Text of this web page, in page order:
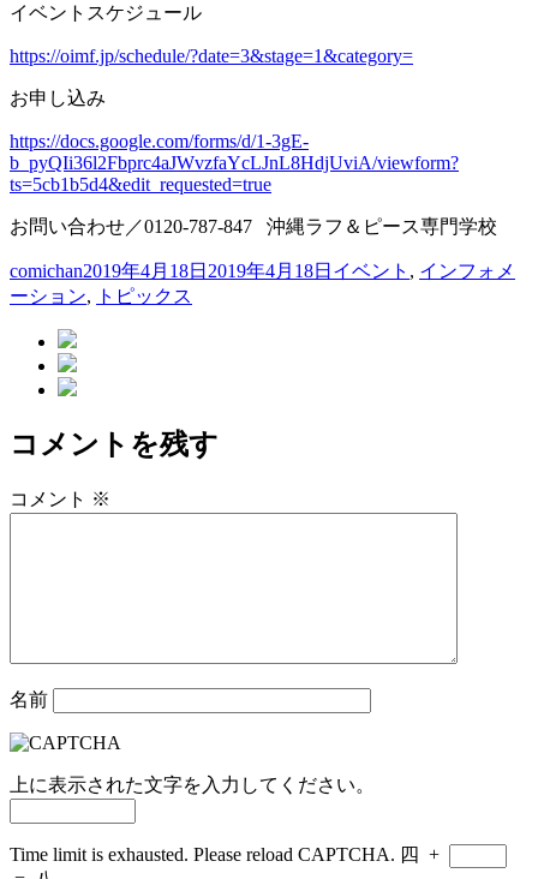
イベントスケジュール
https://oimf.jp/schedule/?date=3&stage=1&category=
お申し込み
https://docs.google.com/forms/d/1-3gE-
b_pyQIi36l2Fbprc4aJWvzfaYcLJnL8HdjUviA/viewform?
ts=5cb1b5d4&edit_requested=true
お問い合わせ／0120-787-847 沖縄ラフ＆ピース専門学校
投
稿
comichan投
稿
2019年4月18日 2019年4月18日 カ
イベント , インフォメ
ーション, トピックス
コメントを残す
コメント ※
名前
上に表示された文字を入力してください。
Time limit is exhausted. Please reload CAPTCHA. 四 +